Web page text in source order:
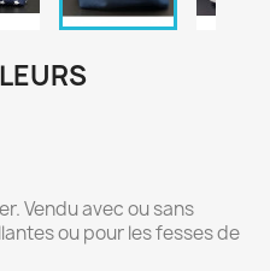
Vendu avec ou sans
ou pour les fesses de